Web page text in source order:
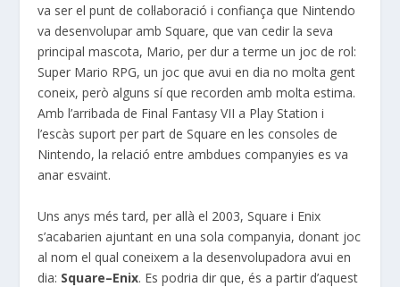
va ser el punt de col·laboració i confiança que Nintendo
va desenvolupar ambSquare, que van cedir la seva
principal mascota, Mario, per dur a terme un joc de rol:
Super Mario RPG, un joc que avui en dia no molta gent
coneix, però alguns sí que recorden amb molta estima.
Amb l’arribada de Final Fantasy VII a Play Station i
l’escàs suport per part deSquare en les consoles de
Nintendo, la relació entre ambdues companyies es va
anar esvaint.
Uns anys més tard, per allà el 2003,Square i Enix
s’acabarien ajuntant en una sola companyia, donant joc
al nom el qual coneixem a la desenvolupadora avui en
dia: Square–Enix. Es podria dir que, és a partir d’aquest